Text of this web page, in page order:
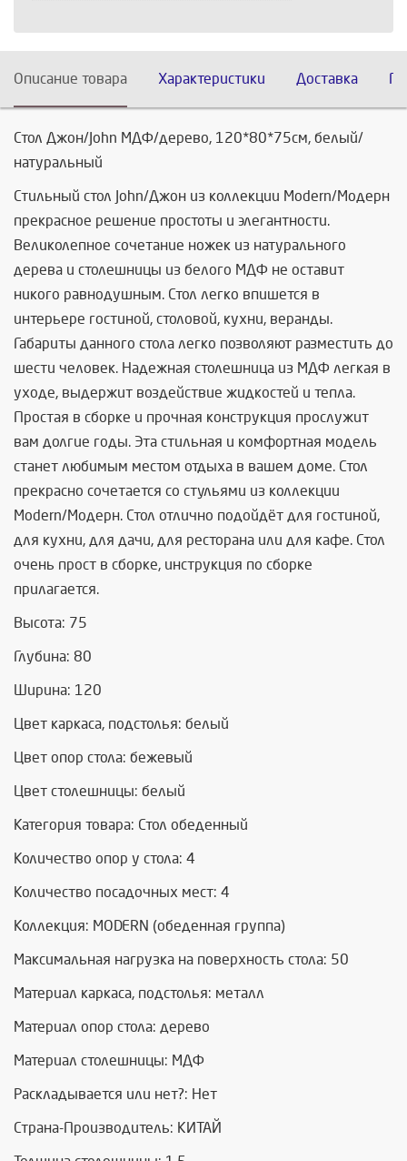
Описание товара Характеристики Доставка
Стол Джон/John МДФ/дерево, 120*80*75см, белый/
натуральный
Стильный стол John/Джон из коллекции Modern/Модерн
прекрасное решение простоты и элегантности.
Великолепное сочетание ножек из натурального
дерева и столешницы из белого МДФ не оставит
никого равнодушным. Стол легко впишется в
интерьере гостиной, столовой, кухни, веранды.
Габариты данного стола легко позволяют разместить до
шести человек. Надежная столешница из МДФ легкая в
уходе, выдержит воздействие жидкостей и тепла.
Простая в сборке и прочная конструкция прослужит
вам долгие годы. Эта стильная и комфортная модель
станет любимым местом отдыха в вашем доме. Стол
прекрасно сочетается со стульями из коллекции
Modern/Модерн. Стол отлично подойдёт для гостиной,
для кухни, для дачи, для ресторана или для кафе. Стол
очень прост в сборке, инструкция по сборке
прилагается.
Высота: 75
Глубина: 80
Ширина: 120
Цвет каркаса, подстолья: белый
Цвет опор стола: бежевый
Цвет столешницы: белый
Категория товара: Стол обеденный
Количество опор у стола: 4
Количество посадочных мест: 4
Коллекция: MODERN (обеденная группа)
Максимальная нагрузка на поверхность стола: 50
Материал каркаса, подстолья: металл
Материал опор стола: дерево
Материал столешницы: МДФ
Раскладывается или нет?: Нет
Страна-Производитель: КИТАЙ